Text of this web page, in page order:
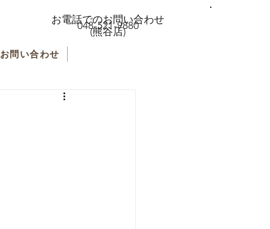
お問い合わせ
お電話でのお問い合わせ
048-521-9880
(熊谷店)